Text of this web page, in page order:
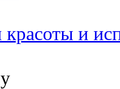
красоты и